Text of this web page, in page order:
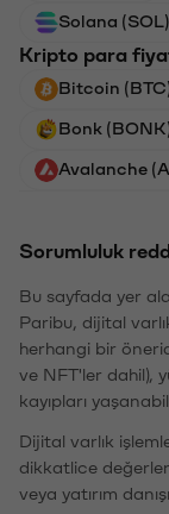
Solana (SOL)
Kripto para
Bitcoin
Bonk
Avalanche
Sorumluluk
Bu sayfada yer
Paribu, dijital
herhangi bir
ve NFT'ler dahil),
kayıpları
Dijital varlık
dikkatlice
veya yatırım